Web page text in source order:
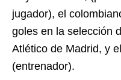
jugador), el
goles en la selección
Atlético de Madrid, y
(entrenador).